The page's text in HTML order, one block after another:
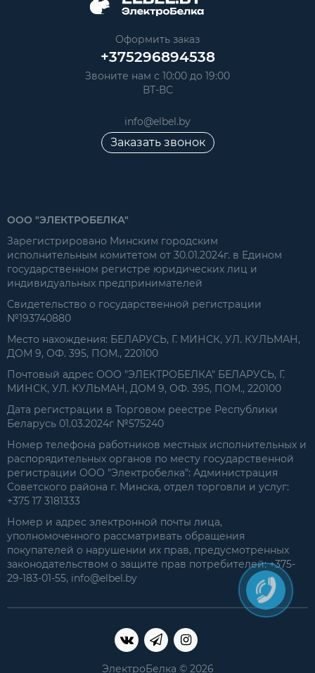
Оформить заказ
+375296894538
Звоните нам с 10:00 до 19:00
ВТ-ВС
info@elbel.by
Заказать звонок
ООО "ЭЛЕКТРОБЕЛКА"
Зарегистрировано Минским городским
исполнительным комитетом от 30.01.2024г. в Едином
государственном регистре юридических лиц и
индивидуальных предпринимателей
Свидетельство о государственной регистрации
№193740880
Место нахождения: БЕЛАРУСЬ, Г. МИНСК, УЛ. КУЛЬМАН,
ДОМ 9, ОФ. 395, ПОМ., 220100
Почтовый адрес ООО "ЭЛЕКТРОБЕЛКА" БЕЛАРУСЬ, Г.
МИНСК, УЛ. КУЛЬМАН, ДОМ 9, ОФ. 395, ПОМ., 220100
Дата регистрации в Торговом реестре Республики
Беларусь 01.03.2024г №575240
Номер телефона работников местных исполнительных и
распорядительных органов по месту государственной
регистрации ООО "Электробелка": Администрация
Советского района г. Минска, отдел торговли и услуг:
+375 17 3181333
Номер и адрес электронной почты лица,
уполномоченного рассматривать обращения
покупателей о нарушении их прав, предусмотренных
законодательством о защите прав потребителей: +375-
29-183-01-55, info@elbel.by
ЭлектроБелка © 2026